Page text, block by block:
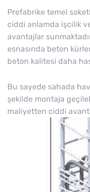
Prefabrike temel
ciddi anlamda işcilik
avantajlar
esnasında beton
beton kalitesi daha
Bu sayede sahada
şekilde montaja
maliyetten ciddi